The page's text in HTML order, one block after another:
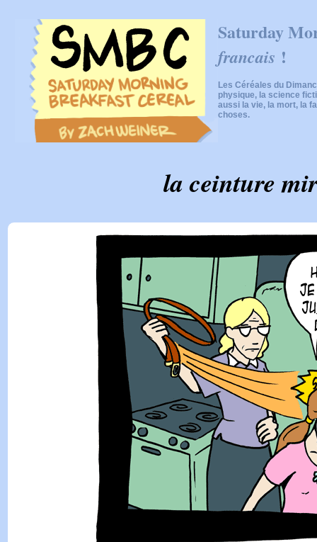
Saturday
francais !
Les Céréales du
physique, la science
aussi la vie, la mort, la
choses.
la ceinture